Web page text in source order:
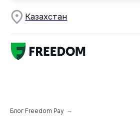
Казахстан
Блог Freedom Pay →